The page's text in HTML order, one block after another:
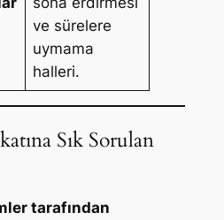
ve sürelere
uymama
halleri.
Sık Sorulan
tarafından